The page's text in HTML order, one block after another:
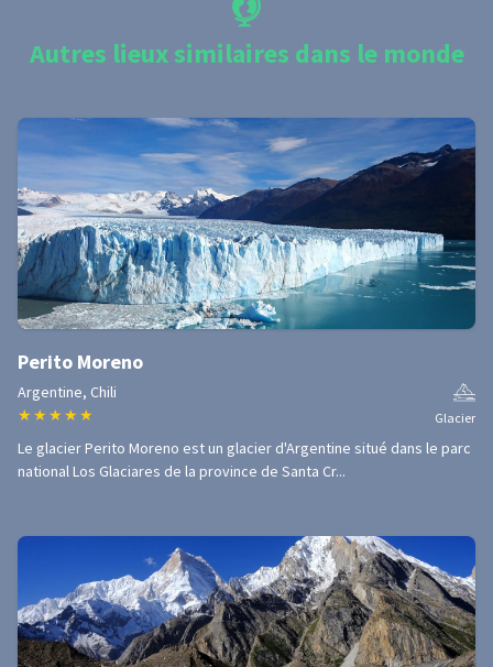
Autres lieux similaires dans le monde
Perito Moreno
Argentine, Chili
★ ★ ★ ★ ★ Glacier
Le glacier Perito Moreno est un glacier d'Argentine situé dans le parc
national Los Glaciares de la province de Santa Cr...